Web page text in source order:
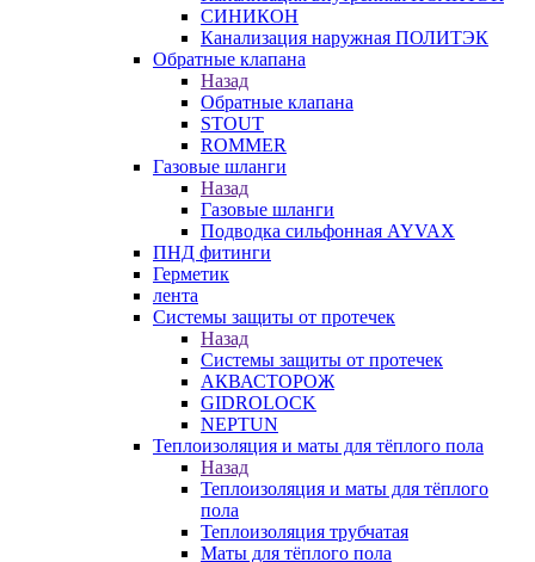
СИНИКОН
Канализация наружная ПОЛИТЭК
Обратные клапана
Назад
Обратные клапана
STOUT
ROMMER
Газовые шланги
Назад
Газовые шланги
Подводка сильфонная AYVAX
ПНД фитинги
Герметик
лента
Системы защиты от протечек
Назад
Системы защиты от протечек
АКВАСТОРОЖ
GIDROLOCK
NEPTUN
Теплоизоляция и маты для тёплого пола
Назад
Теплоизоляция и маты для тёплого
пола
Теплоизоляция трубчатая
Маты для тёплого пола